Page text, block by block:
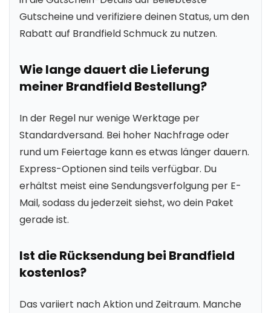
Gutscheine und verifiziere deinen Status, um den
Rabatt auf Brandfield Schmuck zu nutzen.
Wie lange dauert die Lieferung
meiner Brandfield Bestellung?
In der Regel nur wenige Werktage per
Standardversand. Bei hoher Nachfrage oder
rund um Feiertage kann es etwas länger dauern.
Express-Optionen sind teils verfügbar. Du
erhältst meist eine Sendungsverfolgung per E-
Mail, sodass du jederzeit siehst, wo dein Paket
gerade ist.
Ist die Rücksendung bei Brandfield
kostenlos?
Das variiert nach Aktion und Zeitraum. Manche